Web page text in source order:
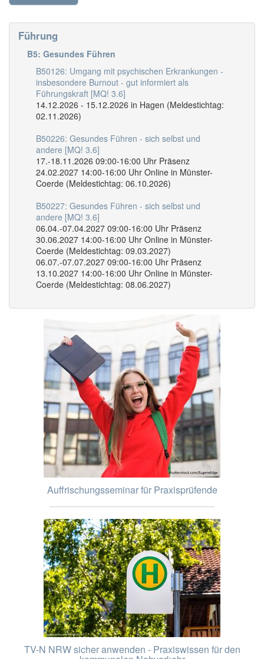
Führung
B5: Gesundes Führen
B50126: Umgang mit psychischen Erkrankungen -
insbesondere Burnout - gut informiert als
Führungskraft [MQ! 3.6]
14.12.2026 - 15.12.2026 in Hagen (Meldestichtag:
02.11.2026)
B50226: Gesundes Führen - sich selbst und
andere [MQ! 3.6]
17.-18.11.2026 09:00-16:00 Uhr Präsenz
24.02.2027 14:00-16:00 Uhr Online in Münster-
Coerde (Meldestichtag: 06.10.2026)
B50227: Gesundes Führen - sich selbst und
andere [MQ! 3.6]
06.04.-07.04.2027 09:00-16:00 Uhr Präsenz
30.06.2027 14:00-16:00 Uhr Online in Münster-
Coerde (Meldestichtag: 09.03.2027)
06.07.-07.07.2027 09:00-16:00 Uhr Präsenz
13.10.2027 14:00-16:00 Uhr Online in Münster-
Coerde (Meldestichtag: 08.06.2027)
Auffrischungsseminar für Praxisprüfende
TV-N NRW sicher anwenden - Praxiswissen für den